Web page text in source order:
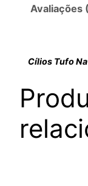
Avaliações
Cílios Tufo